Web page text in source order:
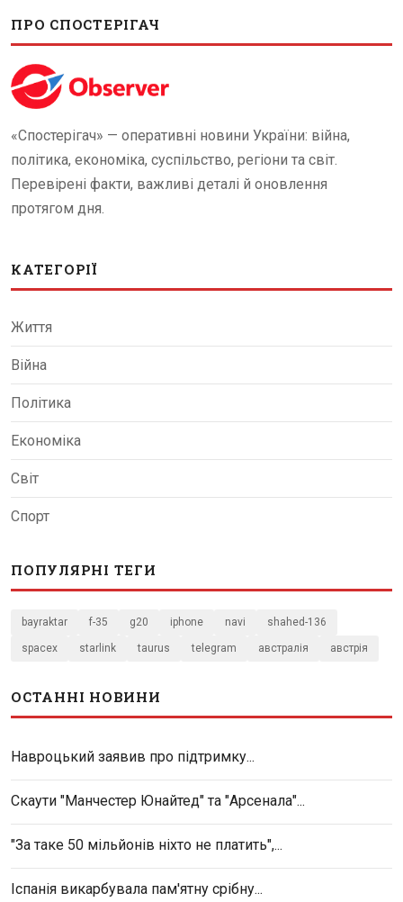
ПРО СПОСТЕРІГАЧ
«Спостерігач» — оперативні новини України: війна,
політика, економіка, суспільство, регіони та світ.
Перевірені факти, важливі деталі й оновлення
протягом дня.
КАТЕГОРІЇ
Життя
Війна
Політика
Економіка
Світ
Спорт
ПОПУЛЯРНІ ТЕГИ
bayraktar f-35 g20 iphone navi shahed-136
spacex starlink taurus telegram австралія австрія
ОСТАННІ НОВИНИ
Навроцький заявив про підтримку...
Скаути "Манчестер Юнайтед" та "Арсенала"...
"За таке 50 мільйонів ніхто не платить",...
Іспанія викарбувала пам'ятну срібну...